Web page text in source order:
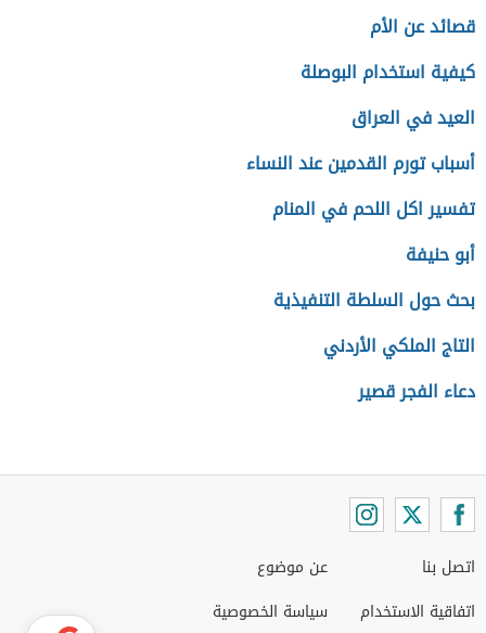
قصائد عن الأم
كيفية استخدام البوصلة
العيد في العراق
أسباب تورم القدمين عند النساء
تفسير اكل اللحم في المنام
أبو حنيفة
بحث حول السلطة التنفيذية
التاج الملكي الأردني
دعاء الفجر قصير
اتصل بنا
اتفاقية الاستخدام
عن موضوع
سياسة الخصوصية